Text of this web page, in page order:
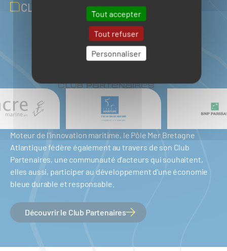
Tout accepter
Tout refuser
Personnaliser
CLUB PARTENAIRES
Moteur de l'innovation maritime, le Pôle Mer Bretagne
Atlantique fédère également au travers de son Club
Partenaires, une communauté d'acteurs qui souhaitent,
elles aussi, participer au développement d'une économie
bleue durable et responsable.
Découvrir le Club Partenaires